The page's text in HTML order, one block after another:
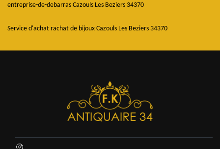
entreprise-de-debarras Cazouls Les Beziers 34370
Service d'achat rachat de bijoux Cazouls Les Beziers 34370